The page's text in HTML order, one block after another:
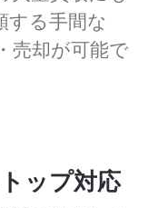
する手間な
売却が可能で
ップ対応